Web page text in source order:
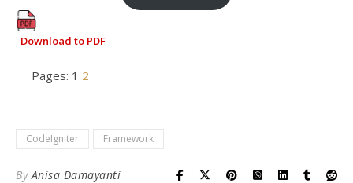
Download to PDF
Pages: 1 2
CodeIgniter Framework
ByAnisa Damayanti